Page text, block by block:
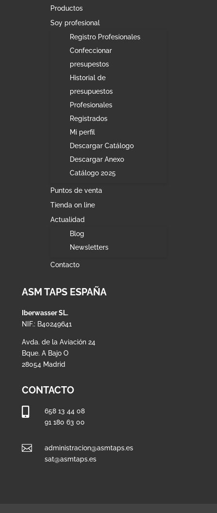
Productos
Soy profesional
Registro Profesionales
Confeccionar
presupestos
Historial de
presupuestos
Profesionales
Registrados
Mi perfil
Descargar Catálogo
Descargar Anexo
Catálogo 2025
Puntos de venta
Tienda on line
Actualidad
Blog
Newsletters
Contacto
ASM TAPS ESPAÑA
Iberwasser SL.
NIF.: B40249641
Avda. de la Aviación 24
Bque. A Bajo O
28054 Madrid
CONTACTO
658 13 44 08
91 180 63 00

administracion@asmtaps.es
sat@asmtaps.es